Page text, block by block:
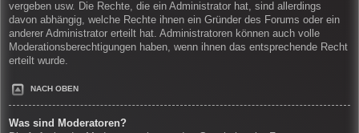
vergeben usw. Die Rechte, die ein Administrator hat, sind allerdings
davon abhängig, welche Rechte ihnen ein Gründer des Forums oder ein
anderer Administrator erteilt hat. Administratoren können auch volle
Moderationsberechtigungen haben, wenn ihnen das entsprechende Recht
erteilt wurde.
NACH OBEN
Was sind Moderatoren?